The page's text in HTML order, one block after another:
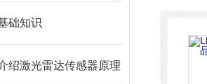
础知识
绍激光雷达传感器原理